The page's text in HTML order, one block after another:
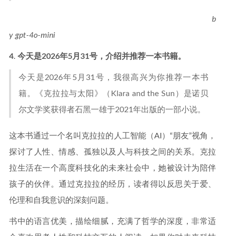
b
y gpt-4o-mini
4. 今天是2026年5月31号，介绍并推荐一本书籍。
今天是2026年5月31号，我很高兴为你推荐一本书
籍。《克拉拉与太阳》（Klara and the Sun）是诺贝
尔文学奖获得者石黑一雄于2021年出版的一部小说。
这本书通过一个名叫克拉拉的人工智能（AI）“朋友”视角，
探讨了人性、情感、孤独以及人与科技之间的关系。克拉
拉生活在一个高度科技化的未来社会中，她被设计为陪伴
孩子的伙伴。通过克拉拉的经历，读者得以反思关于爱、
伦理和自我意识的深刻问题。
书中的语言优美，描绘细腻，充满了哲学的深度，非常适